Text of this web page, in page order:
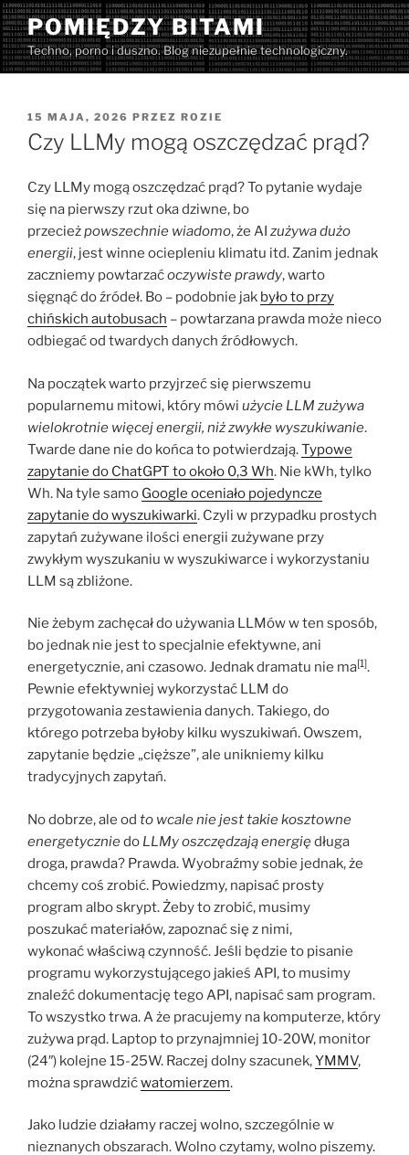
Przejdź
do
treści
POMIĘDZY BITAMI
Techno, porno i duszno. Blog niezupełnie technologiczny.
OPUBLIKOWANE
W
15 MAJA, 2026 PRZEZ ROZIE
Czy LLMy mogą oszczędzać prąd?
Czy LLMy mogą oszczędzać prąd? To pytanie wydaje
się na pierwszy rzut oka dziwne, bo
przecieżpowszechnie wiadomo, że AI zużywa dużo
energii, jest winne ociepleniu klimatu itd. Zanim jednak
zaczniemy powtarzaćoczywiste prawdy, warto
sięgnąć do źródeł. Bo – podobnie jak było to przy
chińskich autobusach – powtarzana prawda może nieco
odbiegać od twardych danych źródłowych.
Na początek warto przyjrzeć się pierwszemu
popularnemu mitowi, który mówi użycie LLM zużywa
wielokrotnie więcej energii, niż zwykłe wyszukiwanie.
Twarde dane nie do końca to potwierdzają.Typowe
zapytanie do ChatGPT to około 0,3 Wh. Nie kWh, tylko
Wh. Na tyle samo Google oceniało pojedyncze
zapytanie do wyszukiwarki. Czyli w przypadku prostych
zapytań zużywane ilości energii zużywane przy
zwykłym wyszukaniu w wyszukiwarce i wykorzystaniu
LLM są zbliżone.
Nie żebym zachęcał do używania LLMów w ten sposób,
bo jednak nie jest to specjalnie efektywne, ani
energetycznie, ani czasowo. Jednak dramatu nie ma[1].
Pewnie efektywniej wykorzystać LLM do
przygotowania zestawienia danych. Takiego, do
którego potrzeba byłoby kilku wyszukiwań. Owszem,
zapytanie będzie „cięższe”, ale unikniemy kilku
tradycyjnych zapytań.
No dobrze, ale od to wcale nie jest takie kosztowne
energetyczniedo LLMy oszczędzają energiędługa
droga, prawda? Prawda. Wyobraźmy sobie jednak, że
chcemy coś zrobić. Powiedzmy, napisać prosty
program albo skrypt. Żeby to zrobić, musimy
poszukać materiałów, zapoznać się z nimi,
wykonać właściwą czynność. Jeśli będzie to pisanie
programu wykorzystującego jakieś API, to musimy
znaleźć dokumentację tego API, napisać sam program.
To wszystko trwa. A że pracujemy na komputerze, który
zużywa prąd. Laptop to przynajmniej 10-20W, monitor
(24″) kolejne 15-25W. Raczej dolny szacunek,YMMV,
można sprawdzićwatomierzem.
Jako ludzie działamy raczej wolno, szczególnie w
nieznanych obszarach. Wolno czytamy, wolno piszemy.